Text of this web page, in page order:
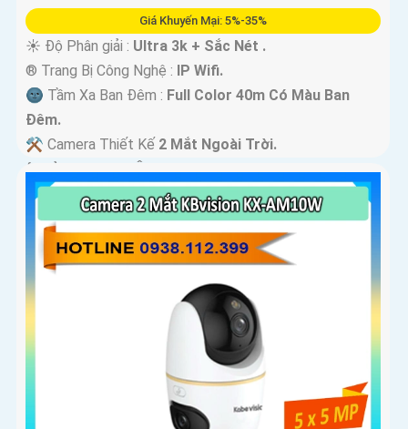
Giá Khuyến Mại: 5%-35%
☀️ Độ Phân giải : Ultra 3k + Sắc Nét .
®️ Trang Bị Công Nghệ : IP Wifi.
🌚 Tầm Xa Ban Đêm : Full Color 40m Có Màu Ban
Ðêm.
⚒ Camera Thiết Kế 2 Mắt Ngoài Trời.
️ƒ Khả Năng :Thu Âm Và Loa.